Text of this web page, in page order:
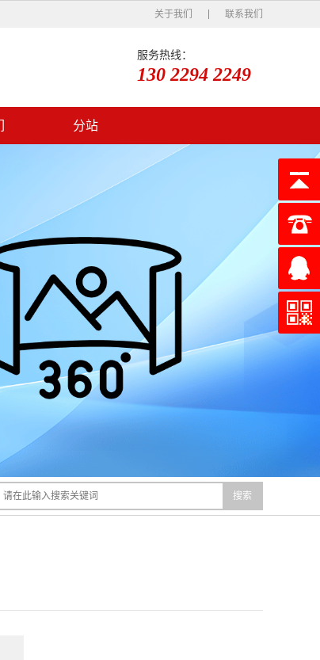
关于我们 联系我们
服务热线：
130 2294 2249
分站
搜索